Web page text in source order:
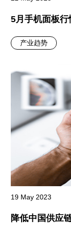
5月手机面板
产业趋势
19 May 2023
降低中国供应